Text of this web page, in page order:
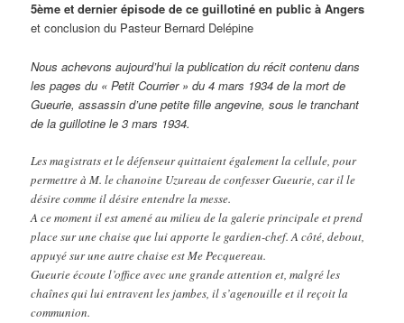
5ème et dernier épisode de ce guillotiné en public à Angers
et conclusion du Pasteur Bernard Delépine
Nous achevons aujourd’hui la publication du récit contenu dans
les pages du « Petit Courrier » du 4 mars 1934 de la mort de
Gueurie, assassin d’une petite fille angevine, sous le tranchant
de la guillotine le 3 mars 1934.
Les magistrats et le défenseur quittaient également la cellule, pour
permettre à M. le chanoine Uzureau de confesser Gueurie, car il le
désire comme il désire entendre la messe.
A ce moment il est amené au milieu de la galerie principale et prend
place sur une chaise que lui apporte le gardien-chef. A côté, debout,
appuyé sur une autre chaise est Me Pecquereau.
Gueurie écoute l’office avec une grande attention et, malgré les
chaînes qui lui entravent les jambes, il s’agenouille et il reçoit la
communion.